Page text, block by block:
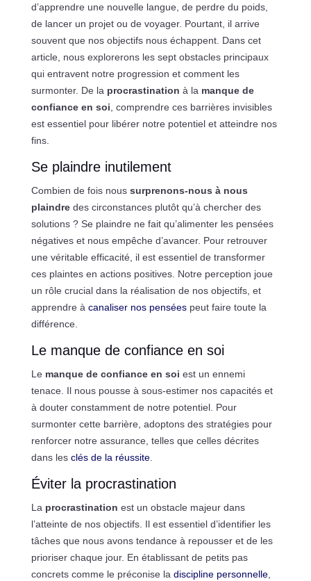
d’apprendre une nouvelle langue, de perdre du poids,
de lancer un projet ou de voyager. Pourtant, il arrive
souvent que nos objectifs nous échappent. Dans cet
article, nous explorerons les sept obstacles principaux
qui entravent notre progression et comment les
surmonter. De la procrastination à la manque de
confiance en soi , comprendre ces barrières invisibles
est essentiel pour libérer notre potentiel et atteindre nos
fins.
Se plaindre inutilement
Combien de fois nous surprenons-nous à nous
plaindredes circonstances plutôt qu’à chercher des
solutions ? Se plaindre ne fait qu’alimenter les pensées
négatives et nous empêche d’avancer. Pour retrouver
une véritable efficacité, il est essentiel de transformer
ces plaintes en actions positives. Notre perception joue
un rôle crucial dans la réalisation de nos objectifs, et
apprendre à canaliser nos penséespeut faire toute la
différence.
Le manque de confiance en soi
Le manque de confiance en soi est un ennemi
tenace. Il nous pousse à sous-estimer nos capacités et
à douter constamment de notre potentiel. Pour
surmonter cette barrière, adoptons des stratégies pour
renforcer notre assurance, telles que celles décrites
dans les clés de la réussite.
Éviter la procrastination
La procrastination est un obstacle majeur dans
l’atteinte de nos objectifs. Il est essentiel d’identifier les
tâches que nous avons tendance à repousser et de les
prioriser chaque jour. En établissant de petits pas
concrets comme le préconise la discipline personnelle,